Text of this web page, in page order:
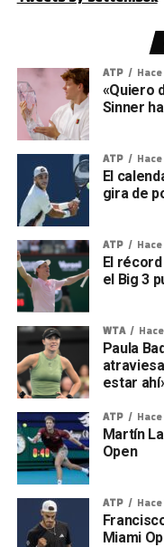
ATP
«Quiero
Sinner
ATP
El
gira de
ATP
El
el Big 3
WTA
Paula
estar
ATP
Martín
Open
ATP
Miami